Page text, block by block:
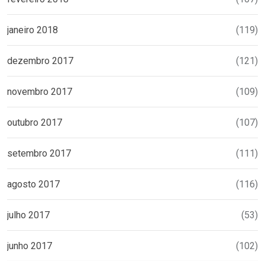
janeiro 2018 (119)
dezembro 2017 (121)
novembro 2017 (109)
outubro 2017 (107)
setembro 2017 (111)
agosto 2017 (116)
julho 2017 (53)
junho 2017 (102)